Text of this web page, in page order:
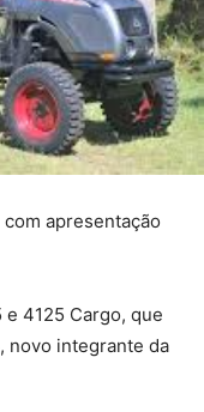
apresentação
4125 Cargo, que
novo integrante da